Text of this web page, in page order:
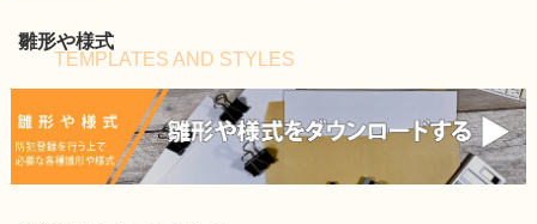
雛形や様式
TEMPLATES AND STYLES